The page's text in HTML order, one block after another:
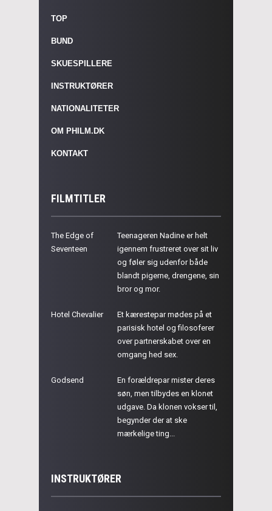
TOP
BUND
SKUESPILLERE
INSTRUKTØRER
NATIONALITETER
OM PHILM.DK
KONTAKT
FILMTITLER
The Edge of
Seventeen
Teenageren Nadine er helt
igennem frustreret over sit liv
og føler sig udenfor både
blandt pigerne, drengene, sin
bror og mor.
Hotel Chevalier
Et kærestepar mødes på et
parisisk hotel og filosoferer
over partnerskabet over en
omgang hed sex.
Godsend
En forældrepar mister deres
søn, men tilbydes en klonet
udgave. Da klonen vokser til,
begynder der at ske
mærkelige ting...
INSTRUKTØRER